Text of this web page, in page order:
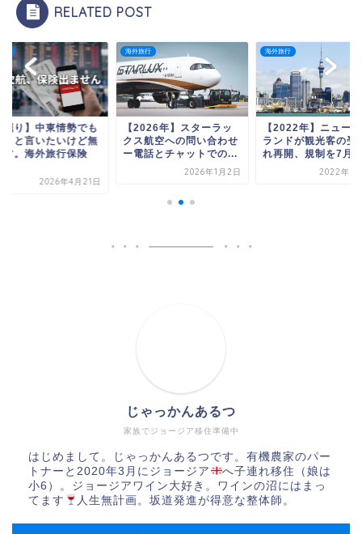
RELATED POST
掘り】中東情勢でも
？と言いたいけど無
す。海外旅行保険
2026年4月21日
海外旅行
【2026年】スターラッ
クス航空への問い合わせ
ー電話とチャットでの...
2026年1月2日
海外旅行
【2022年】ニュー
ランドが観光客の受
れ再開、規制を7月
2022年5
家族でジョージア移住準備中
じゃっかんあるつ
はじめまして。じゃっかんあるつです。有機農家のパー
トナーと2020年3月にジョージア
へ子連れ移住（娘は
小6）。ジョージアワイン大好き。ワインの沼にはまっ
てます
人生無計画。坂道発進が得意な整体師。